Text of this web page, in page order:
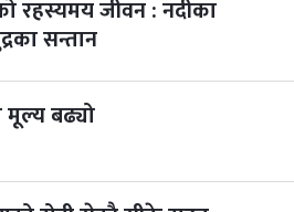
2027
७ महिना बाँकी
रहस्यमय जीवन : नदीका
सन्तान
मूल्य बढ्यो